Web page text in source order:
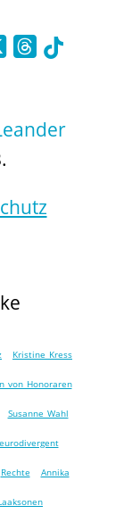
Kristine Kress
von Honoraren
Susanne Wahl
Rechte Annika